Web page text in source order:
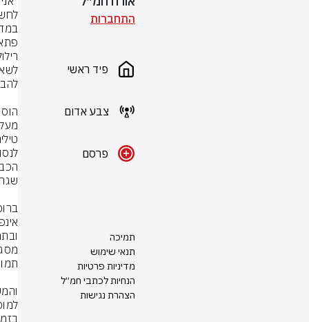
התחברות
פיד ראשי
צבע אדום
פרסם
תמיכה
תנאי שימוש
מדיניות פרטיות
הנחיות לכתבי חמ״ל
הצהרת נגישות